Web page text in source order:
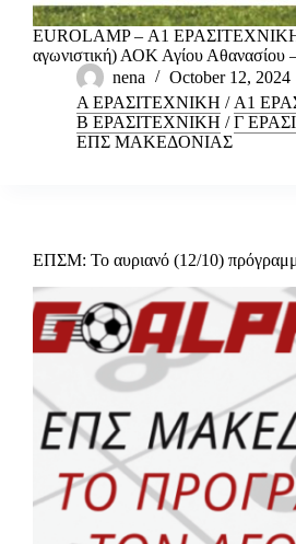
EUROLAMP – Α1
αγωνιστική) ΑΟΚ Αγίου
nena
October 12, 2024
Α ΕΡΑΣΙΤΕΧΝΙΚΗ / Α1
Β ΕΡΑΣΙΤΕΧΝΙΚΗ /Γ
ΕΠΣ ΜΑΚΕΔΟΝΙΑΣ
ΕΠΣΜ: Το αυριανό (12/10)